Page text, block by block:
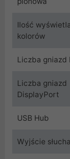
Ilość
kolorów
Liczba gniazd
Liczba gniazd
DisplayPort
USB Hub
Wyjście